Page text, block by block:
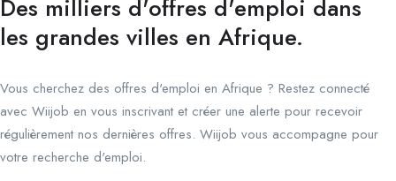
Des milliers d'offres d'emploi dans
les grandes villes en Afrique.
Vous cherchez des offres d'emploi en Afrique ? Restez connecté
avec Wiijob en vous inscrivant et créer une alerte pour recevoir
régulièrement nos dernières offres. Wiijob vous accompagne pour
votre recherche d'emploi.